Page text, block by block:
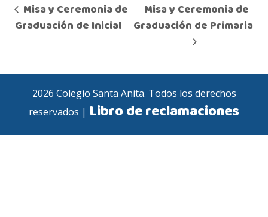
Misa y Ceremonia de
Graduación de Inicial
Misa y Ceremonia de
Graduación de Primaria
2026 Colegio Santa Anita. Todos los derechos
reservados | Libro de reclamaciones